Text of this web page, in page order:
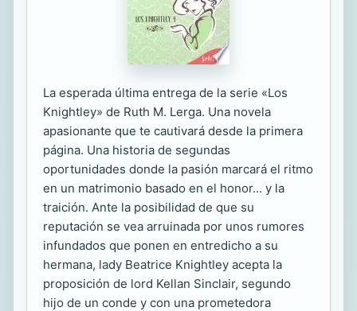
La esperada última entrega de la serie «Los
Knightley» de Ruth M. Lerga. Una novela
apasionante que te cautivará desde la primera
página. Una historia de segundas
oportunidades donde la pasión marcará el ritmo
en un matrimonio basado en el honor... y la
traición. Ante la posibilidad de que su
reputación se vea arruinada por unos rumores
infundados que ponen en entredicho a su
hermana, lady Beatrice Knightley acepta la
proposición de lord Kellan Sinclair, segundo
hijo de un conde y con una prometedora